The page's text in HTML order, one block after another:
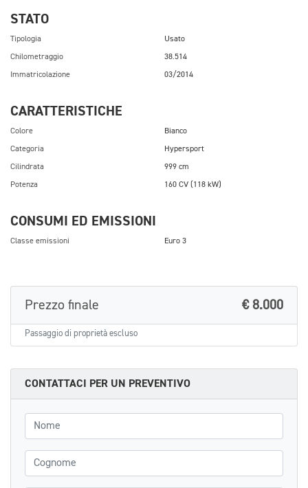
STATO
Tipologia Usato
Chilometraggio 38.514
Immatricolazione 03/2014
CARATTERISTICHE
Colore Bianco
Categoria Hypersport
Cilindrata 999 cm
Potenza 160 CV (118 kW)
CONSUMI ED EMISSIONI
Classe emissioni Euro 3
Prezzo finale € 8.000
Passaggio di proprietà escluso
CONTATTACI PER UN PREVENTIVO
Nome
Cognome